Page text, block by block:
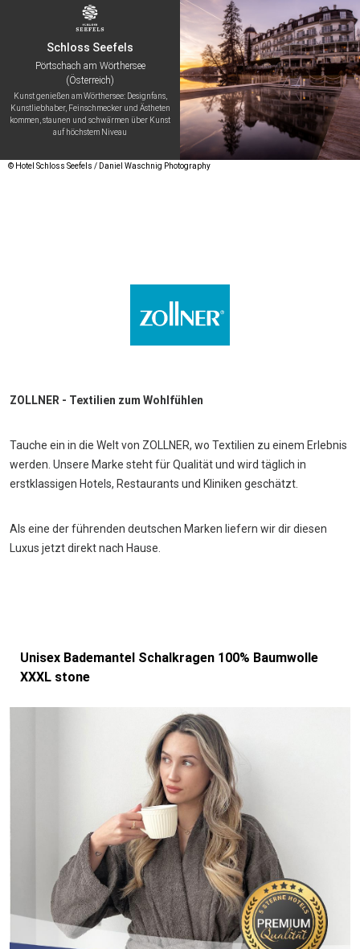
Schloss Seefels
Pörtschach am Wörthersee
(Österreich)
Kunst genießen am Wörthersee: Designfans,
Kunstliebhaber, Feinschmecker und Ästheten
kommen, staunen und schwärmen über Kunst
auf höchstem Niveau
© Hotel Schloss Seefels / Daniel Waschnig Photography
ZOLLNER - Textilien zum Wohlfühlen
Tauche ein in die Welt von ZOLLNER, wo Textilien zu einem Erlebnis
werden. Unsere Marke steht für Qualität und wird täglich in
erstklassigen Hotels, Restaurants und Kliniken geschätzt.
Als eine der führenden deutschen Marken liefern wir dir diesen
Luxus jetzt direkt nach Hause.
Unisex Bademantel Schalkragen 100% Baumwolle
XXXL stone